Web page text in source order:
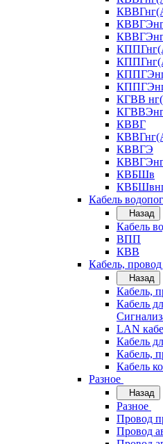
КГВВ
КВВГ
КВВГЭ
КВБШв
Кабель
Назад
Кабель
ВПП
КВВ
Кабель,
Назад
Кабель,
Кабель
LAN
Кабель
Кабель,
Кабель
Разное
Назад
Разное
Провод
Провод